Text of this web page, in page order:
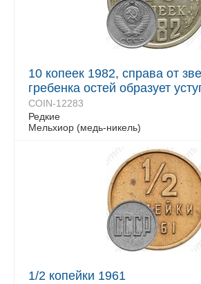
10 копеек 1982, справа от
гребенка остей образует
COIN-12283
Редкие
Мельхиор (медь-никель)
1/2 копейки 1961